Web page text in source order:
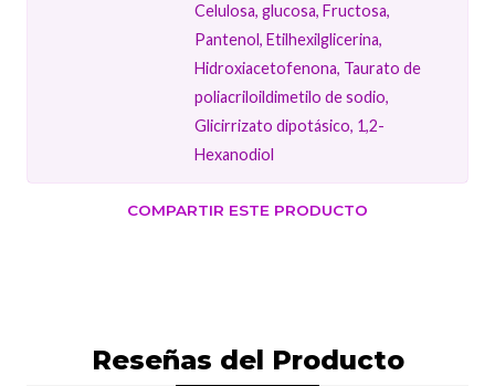
Celulosa, glucosa, Fructosa,
Pantenol, Etilhexilglicerina,
Hidroxiacetofenona, Taurato de
poliacriloildimetilo de sodio,
Glicirrizato dipotásico, 1,2-
Hexanodiol
COMPARTIR ESTE PRODUCTO
Reseñas del Producto